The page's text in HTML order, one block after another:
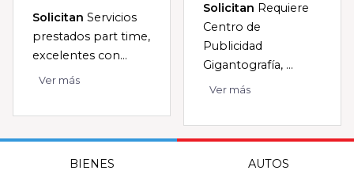
Solicitan Servicios
prestados part time,
excelentes con...
Ver más
Solicitan Requiere
Centro de
Publicidad
Gigantografía, ...
Ver más
BIENES AUTOS